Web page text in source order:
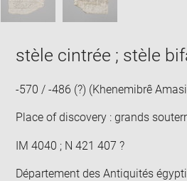
stèle cintrée ; stèle
-570 / -486 (?) (Khenemibrê
Place of discovery : grands
IM 4040 ; N 421 407 ?
Département des Antiquités